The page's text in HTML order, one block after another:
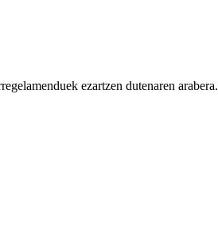
ezartzen dutenaren arabera.